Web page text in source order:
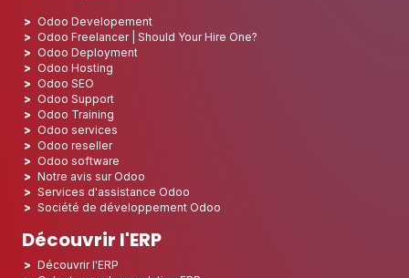
Odoo Developement
Odoo Freelancer | Should Your Hire One?
Odoo Deployment
Odoo Hosting
Odoo SEO
Odoo Support
Odoo Training
Odoo services
Odoo reseller
Odoo software
Notre avis sur Odoo
Services d'assistance Odoo
Société de développement Odoo
Découvrir l'ERP
Découvrir l'ERP